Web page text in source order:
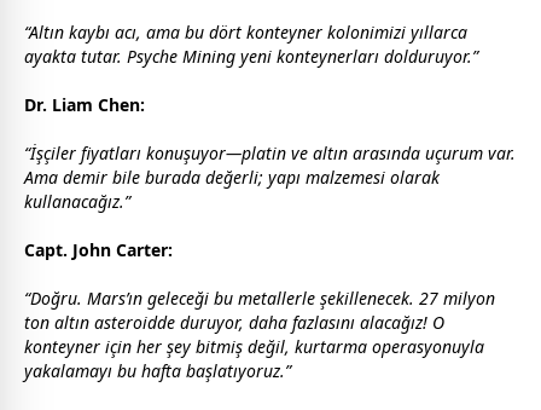
“Altın kaybı acı, ama bu dört konteyner kolonimizi yıllarca
ayakta tutar. Psyche Mining yeni konteynerları dolduruyor.”
Dr. Liam Chen:
“İşçiler fiyatları konuşuyor—platin ve altın arasında uçurum var.
Ama demir bile burada değerli; yapı malzemesi olarak
kullanacağız.”
Capt. John Carter:
“Doğru. Mars’ın geleceği bu metallerle şekillenecek. 27 milyon
ton altın asteroidde duruyor, daha fazlasını alacağız! O
konteyner için her şey bitmiş değil, kurtarma operasyonuyla
yakalamayı bu hafta başlatıyoruz.”